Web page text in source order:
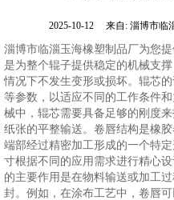
2025-10-12 来自: 淄博市临
淄博市临淄玉海橡塑制品厂为您
是为整个辊子提供稳定的机械支
情况下不发生变形或损坏。辊芯
等参数，以适应不同的工作条件
械中，辊芯需要具备足够的刚度
纸张的平整输送。卷唇结构是橡
端部经过精密加工形成的一个特
寸根据不同的应用需求进行精心
的主要作用是在物料输送或加工
封。例如，在涂布工艺中，卷唇